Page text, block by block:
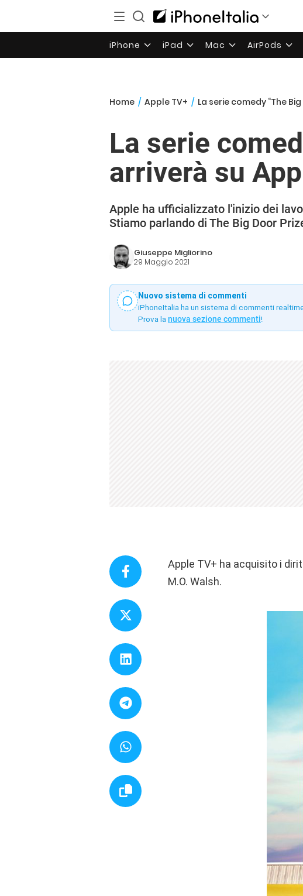
iPhone iPad Mac AirPods
Home / Apple TV+ / La serie comedy “The
La serie
arriverà su
Apple ha ufficializzato l'inizio dei
Stiamo parlando di The Big Door
Giuseppe Migliorino
29 Maggio 2021
Nuovo sistema di commenti
iPhoneItalia ha un sistema di commenti
Prova la nuova sezione commenti!
Apple TV+ ha acquisito i
M.O. Walsh.